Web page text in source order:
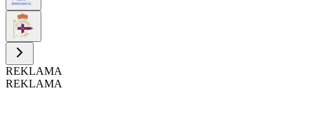
REKLAMA
REKLAMA